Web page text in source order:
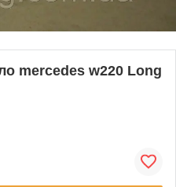
mercedes w220 Long